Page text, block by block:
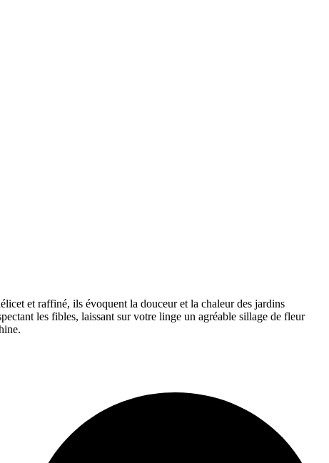
et raffiné, ils évoquent la douceur et la chaleur des jardins
les fibles, laissant sur votre linge un agréable sillage de fleur